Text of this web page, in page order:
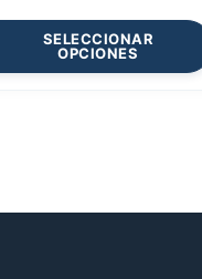
SELECCIONAR
OPCIONES